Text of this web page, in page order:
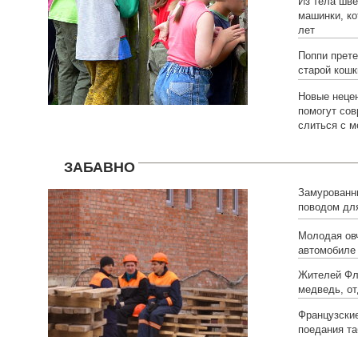
машинки,
лет
Поппи
старой
Новые
помогут
слиться с
ЗАБАВНО
поводом
Молодая
Жителей
медведь,
поедания